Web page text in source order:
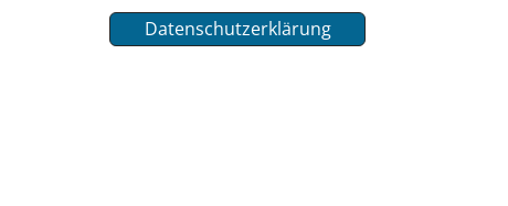
Datenschutzerklärung